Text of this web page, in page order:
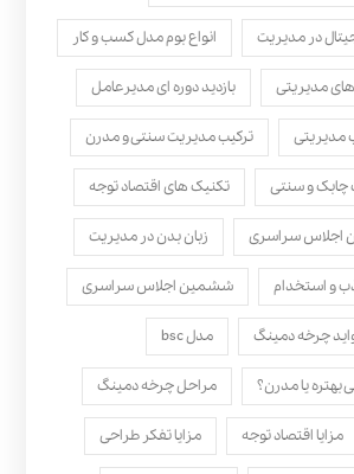
در مدیریت انواع بوم مدل کسب‌ و کار
مدیریتی بازدید دوره ای مدیرعامل
مدیریتی ترکیب مدیریت سنتی و مدرن
چابک و سنتی تکنیک های اقتصاد توجه
اجلاس سراسری زبان بدن در مدیریت
و استخدام ششمین اجلاس سراسری
چرخه دمینگ مدل bsc
یا مدرن؟ مراحل چرخه دمینگ
مزایا اقتصاد توجه مزایا تفکر طراحی